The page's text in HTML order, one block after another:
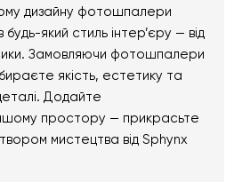
дизайну фотошпалери
який стиль інтер’єру — від
Замовляючи фотошпалери
якість, естетику та
Додайте
простору — прикрасьте
мистецтва від Sphynx